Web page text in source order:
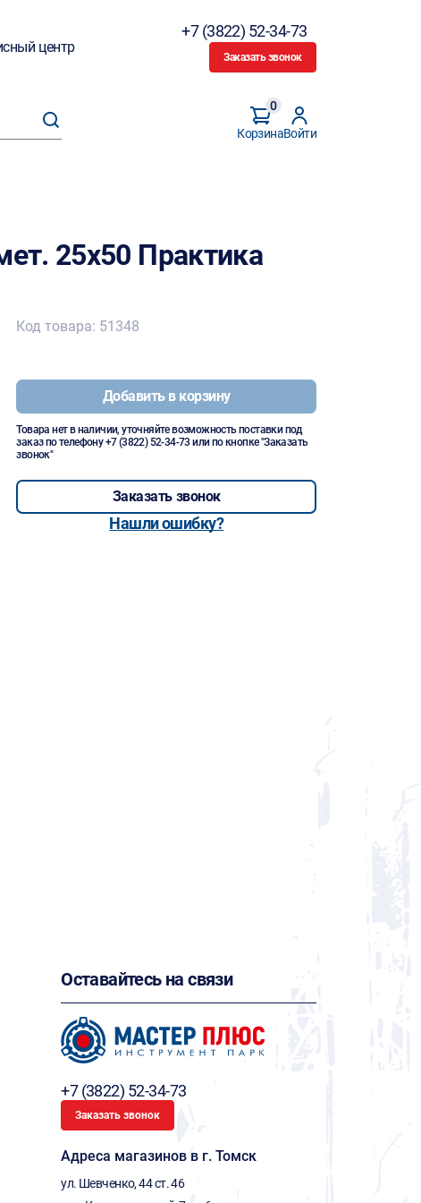
центр
+7 (3822) 52-34-73
Заказать звонок
Корзина
0
Войти
25х50 Практика
Код товара: 51348
Добавить в корзину
Товара нет в наличии, уточняйте возможность поставки под
заказ по телефону+7 (3822) 52-34-73 или по кнопке "Заказать
звонок"
Заказать звонок
Нашли ошибку?
Оставайтесь на связи
+7 (3822) 52-34-73
Заказать звонок
Адреса магазинов в г. Томск
ул. Шевченко, 44 ст. 46